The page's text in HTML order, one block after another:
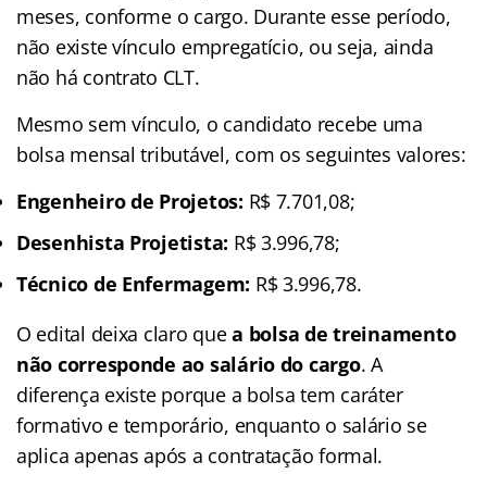
meses, conforme o cargo. Durante esse período,
não existe vínculo empregatício, ou seja, ainda
não há contrato CLT.
Mesmo sem vínculo, o candidato recebe uma
bolsa mensal tributável, com os seguintes valores:
Engenheiro de Projetos: R$ 7.701,08;
Desenhista Projetista: R$ 3.996,78;
Técnico de Enfermagem: R$ 3.996,78.
O edital deixa claro quea bolsa de treinamento
não corresponde ao salário do cargo. A
diferença existe porque a bolsa tem caráter
formativo e temporário, enquanto o salário se
aplica apenas após a contratação formal.